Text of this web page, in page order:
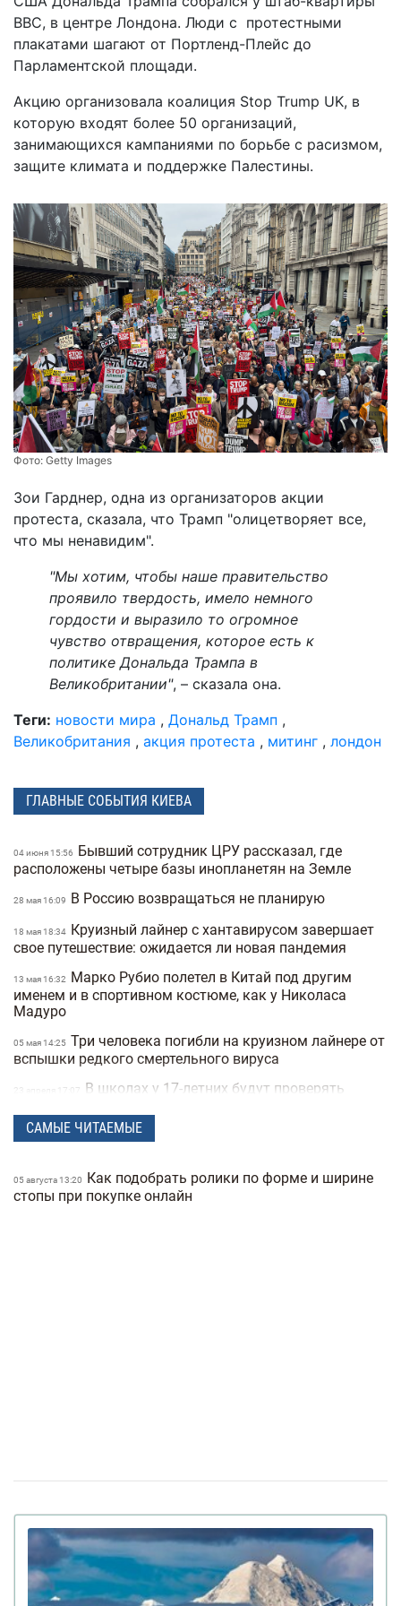
BBC, в центре Лондона. Люди с протестными
плакатами шагают от Портленд-Плейс до
Парламентской площади.
Акцию организовала коалиция Stop Trump UK, в
которую входят более 50 организаций,
занимающихся кампаниями по борьбе с расизмом,
защите климата и поддержке Палестины.
Фото: Getty Images
Зои Гарднер, одна из организаторов акции
протеста, сказала, что Трамп "олицетворяет все,
что мы ненавидим".
"Мы хотим, чтобы наше правительство
проявило твердость, имело немного
гордости и выразило то огромное
чувство отвращения, которое есть к
политике Дональда Трампа в
Великобритании", – сказала она.
Теги: новости мира , Дональд Трамп ,
Великобритания , акция протеста , митинг , лондон
ГЛАВНЫЕ СОБЫТИЯ КИЕВА
04 июня 15:56
Бывший сотрудник ЦРУ рассказал, где
расположены четыре базы инопланетян на Земле
28 мая 16:09 В Россию возвращаться не планирую
18 мая 18:34 Круизный лайнер с хантавирусом завершает
свое путешествие: ожидается ли новая пандемия
13 мая 16:32
Марко Рубио полетел в Китай под другим
именем и в спортивном костюме, как у Николаса
Мадуро
05 мая 14:25 Три человека погибли на круизном лайнере от
вспышки редкого смертельного вируса
23 апреля 17:07
В школах у 17-летних будут проверять
Полиция Мексики несколько дней не могла
21 апреля 16:19
"Не спасайте меня, помогите папе" —
прокуратура показала видео с полицейских
задекларировал работник Бучанского ТЦК
27 марта 17:08 Боролась за право уйти из жизни: в Испании
25-летней девушке провели эвтаназию из-за
депрессии
23 марта 10:14 Мир на грани голода из-за войны в Иране:
коллапс на рынке удобрений
САМЫЕ ЧИТАЕМЫЕ
05 августа 13:20
Как подобрать ролики по форме и ширине
стопы при покупке онлайн